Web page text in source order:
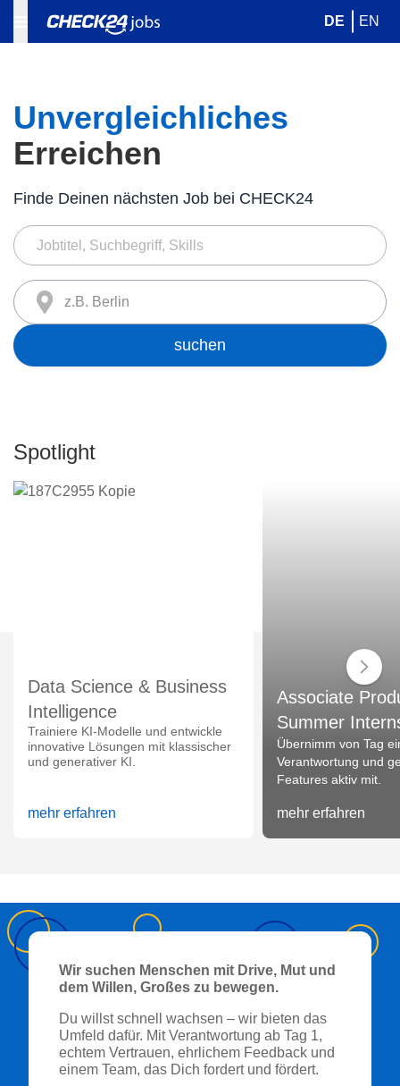
DE EN
Unvergleichliches
Erreichen
Finde Deinen nächsten Job bei CHECK24
z.B. Berlin
suchen
Spotlight
Data Science & Business
Intelligence
Trainiere KI-Modelle und entwickle
innovative Lösungen mit klassischer
und generativer KI.
mehr erfahren
Associate
Summer
Übernimm von Tag
Verantwortung und
Features aktiv mit.
mehr erfahren
Wir suchen Menschen mit Drive, Mut und
dem Willen, Großes zu bewegen.
Du willst schnell wachsen – wir bieten das
Umfeld dafür. Mit Verantwortung ab Tag 1,
echtem Vertrauen, ehrlichem Feedback und
einem Team, das Dich fordert und fördert.